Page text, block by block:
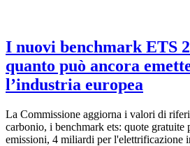
I nuovi benchmark ETS
quanto può ancora
l’industria europea
La Commissione aggiorna i valori di
carbonio, i benchmark ets: quote gratuite
emissioni, 4 miliardi per l'elettrificazione